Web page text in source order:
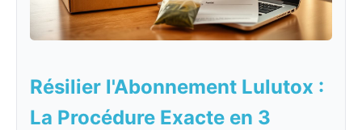
Résilier l'Abonnement Lulutox :
La Procédure Exacte en 3